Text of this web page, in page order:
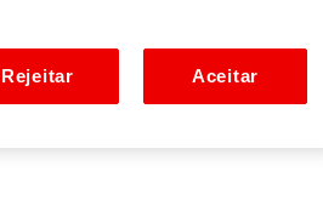
Rejeitar Aceitar